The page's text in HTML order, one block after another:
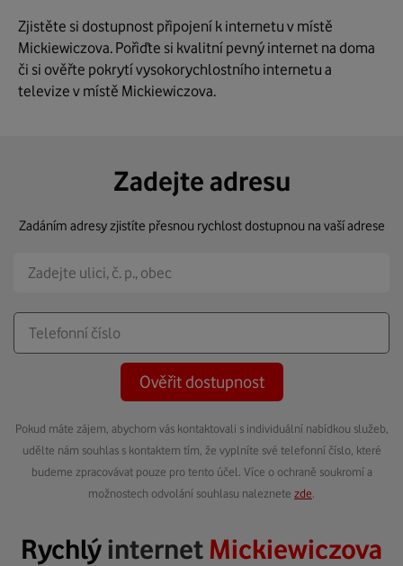
Zjistěte si dostupnost připojení k internetu v místě
Mickiewiczova. Pořiďte si kvalitní pevný internet na doma
či si ověřte pokrytí vysokorychlostního internetu a
televize v místě Mickiewiczova.
Zadejte adresu
Zadáním adresy zjistíte přesnou rychlost dostupnou na vaší adrese
Ověřit dostupnost
Pokud máte zájem, abychom vás kontaktovali s individuální nabídkou služeb,
udělte nám souhlas s kontaktem tím, že vyplníte své telefonní číslo, které
budeme zpracovávat pouze pro tento účel. Více o ochraně soukromí a
možnostech odvolání souhlasu naleznete zde
Rychlýinternet Mickiewiczova